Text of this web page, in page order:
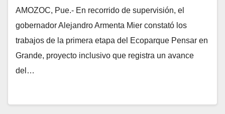
AMOZOC, Pue.- En recorrido de supervisión, el
gobernador Alejandro Armenta Mier constató los
trabajos de la primera etapa del Ecoparque Pensar en
Grande, proyecto inclusivo que registra un avance
del…